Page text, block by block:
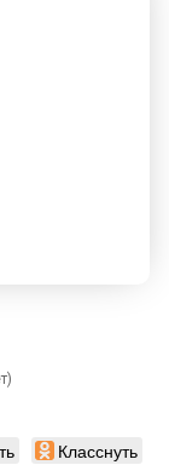
Класснуть